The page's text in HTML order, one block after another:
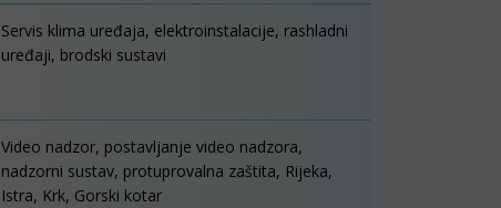
Servis klima uređaja, elektroinstalacije, rashladni
uređaji, brodski sustavi
Video nadzor, postavljanje video nadzora,
nadzorni sustav, protuprovalna zaštita, Rijeka,
Istra, Krk, Gorski kotar